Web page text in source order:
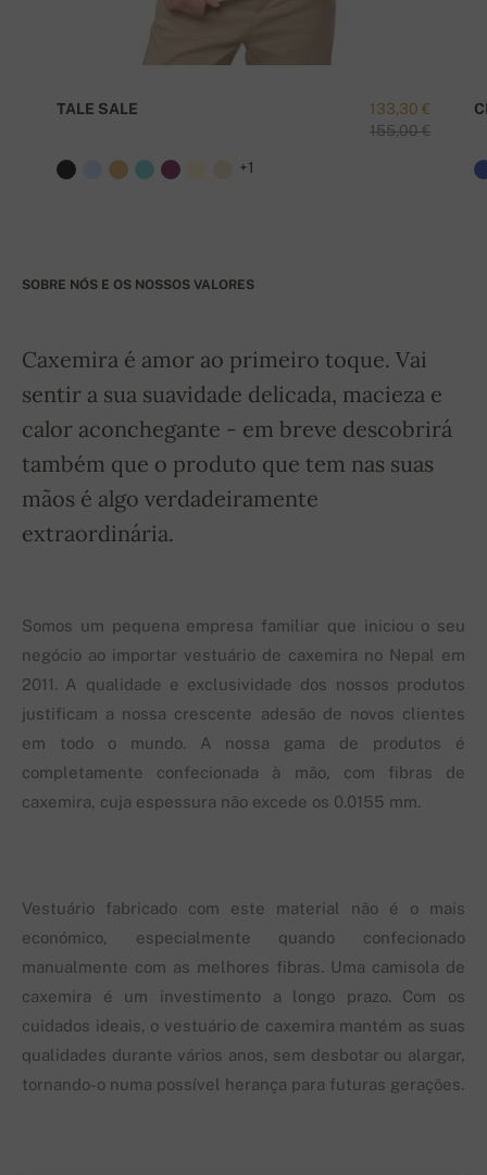
133,30 €
155,00 €
TALE SALE
+1
SOBRE NÓS E OS NOSSOS VALORES
Caxemira é amor ao primeiro toque. Vai
sentir a sua suavidade delicada, macieza e
calor aconchegante - em breve descobrirá
também que o produto que tem nas suas
mãos é algo verdadeiramente
extraordinária.
Somos um pequena empresa familiar que iniciou o seu
negócio ao importar vestuário de caxemira no Nepal em
2011. A qualidade e exclusividade dos nossos produtos
justificam a nossa crescente adesão de novos clientes
em todo o mundo. A nossa gama de produtos é
completamente confecionada à mão, com fibras de
caxemira, cuja espessura não excede os 0.0155 mm.
Vestuário fabricado com este material não é o mais
económico, especialmente quando confecionado
manualmente com as melhores fibras. Uma camisola de
caxemira é um investimento a longo prazo. Com os
cuidados ideais, o vestuário de caxemira mantém as suas
qualidades durante vários anos, sem desbotar ou alargar,
tornando-o numa possível herança para futuras gerações.